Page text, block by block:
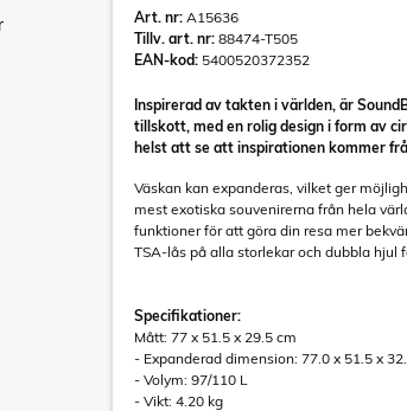
Art. nr: A15636
Tillv. art. nr: 88474-T505
EAN-kod: 5400520372352
Inspirerad av takten i världen, är
tillskott, med en rolig design i form av
helst att se att inspirationen kommer
Väskan kan expanderas, vilket ger
mest exotiska souvenirerna från hela
funktioner för att göra din resa mer
TSA-lås på alla storlekar och dubbla hjul
Specifikationer:
Mått: 77 x 51.5 x 29.5 cm
- Expanderad dimension: 77.0 x 51.5 x
- Volym: 97/110 L
- Vikt: 4.20 kg